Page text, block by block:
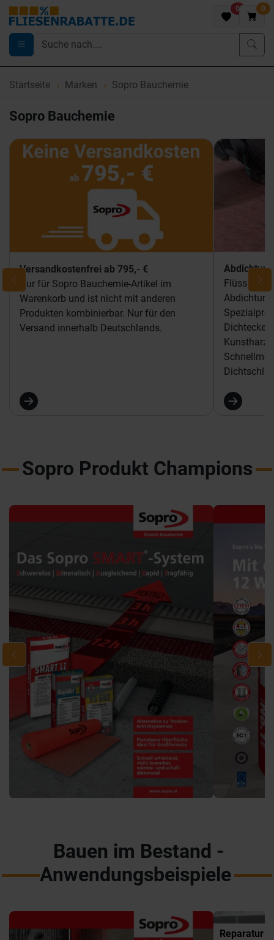
0 0
Startseite Marken Sopro Bauchemie
Sopro Bauchemie
Versandkostenfrei ab 795,- €
Nur für Sopro Bauchemie-Artikel im
Warenkorb und ist nicht mit anderen
Produkten kombinierbar. Nur für den
Versand innerhalb Deutschlands.
Sopro Produkt Champions
Bauen im Bestand -
Anwendungsbeispiele
Reparatur